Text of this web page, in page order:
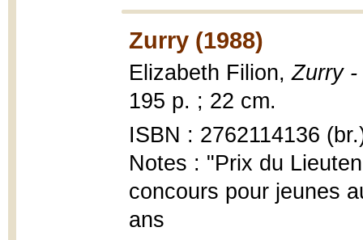
Zurry (1988)
Elizabeth Filion,Zurry -
195 p. ; 22 cm.
ISBN : 2762114136
Notes : "Prix du
concours pour jeunes
ans